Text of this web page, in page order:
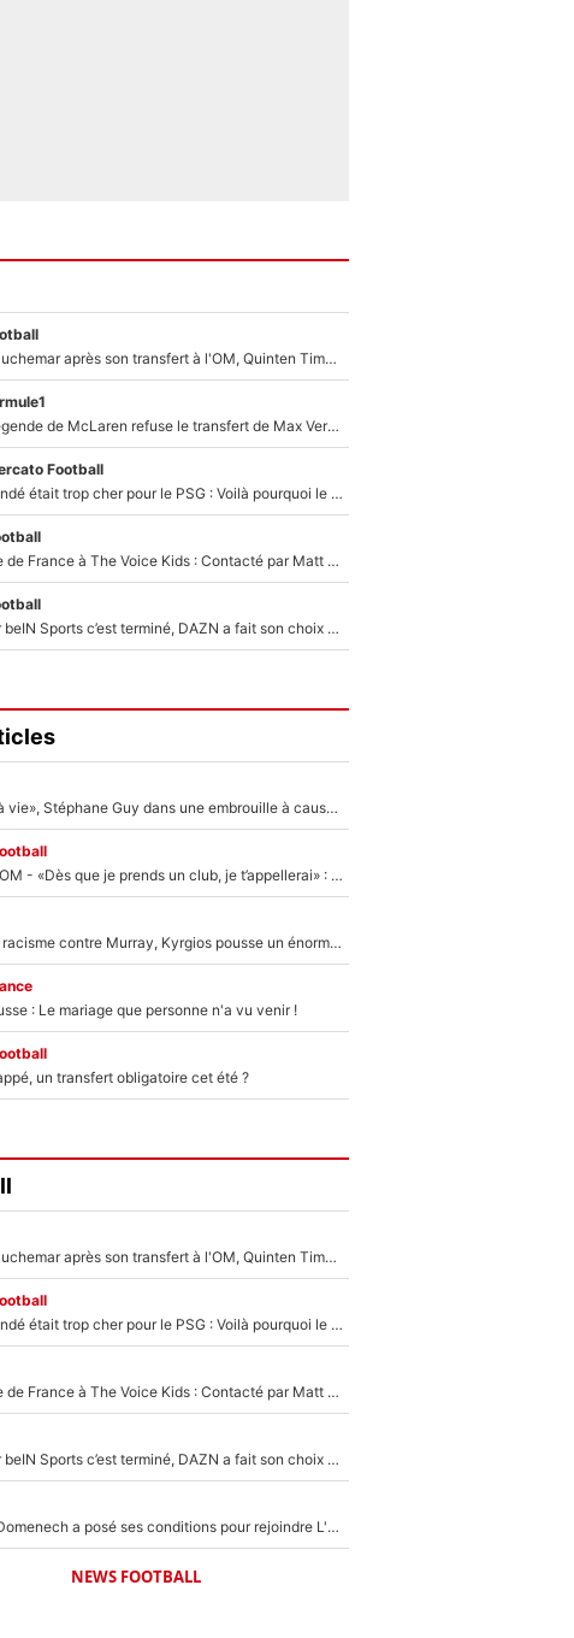
En plein cauchemar après son transfert à l'OM, Quinten Timber raconte ses doutes après sa signature à Marseille
F1 - Une légende de McLaren refuse le transfert de Max Verstappen qui pourrait «faire des vagues» et plomber l'ambiance dans l'équipe
Football
Yan Diomandé était trop cher pour le PSG : Voilà pourquoi le Real Madrid a accepté de payer la somme record de 140M€ pour boucler son transfert !
De l'équipe de France à The Voice Kids : Contacté par Matt Pokora, Kylian Mbappé a accepté de jouer un rôle inédit sur TF1 !
La Liga sur beIN Sports c’est terminé, DAZN a fait son choix pour Benjamin Da Silva et Omar Da Fonseca !
«Détester à vie», Stéphane Guy dans une embrouille à cause du PSG !
Mercato - OM - «Dès que je prends un club, je t’appellerai» : La promesse de Marcelino au moment de claquer la porte
Victime de racisme contre Murray, Kyrgios pousse un énorme coup de gueule !
: Le mariage que personne n'a vu venir !
un transfert obligatoire cet été ?
En plein cauchemar après son transfert à l'OM, Quinten Timber raconte ses doutes après sa signature à Marseille
Yan Diomandé était trop cher pour le PSG : Voilà pourquoi le Real Madrid a accepté de payer la somme record de 140M€ pour boucler son transfert !
De l'équipe de France à The Voice Kids : Contacté par Matt Pokora, Kylian Mbappé a accepté de jouer un rôle inédit sur TF1 !
La Liga sur beIN Sports c’est terminé, DAZN a fait son choix pour Benjamin Da Silva et Omar Da Fonseca !
Raymond Domenech a posé ses conditions pour rejoindre L'EQUIPE du Soir : Il refuse de faire l'émission avec un autre chroniqueur !
NEWS FOOTBALL